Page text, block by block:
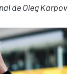
de Oleg Karpov